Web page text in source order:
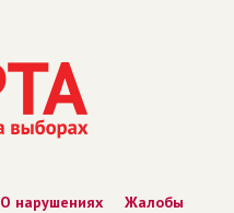
О нарушениях
Жалобы